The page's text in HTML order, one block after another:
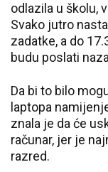
odlazila u školu,
Svako jutro
zadatke, a do
budu poslati
Da bi to bilo
laptopa
znala je da će
računar, jer je
razred.